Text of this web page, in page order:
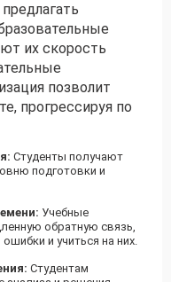
их скорость
позволит
прогрессируя по
Студенты получают
подготовки и
Учебные
обратную связь,
и учиться на них.
Студентам